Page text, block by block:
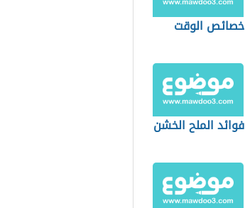
خصائص الوقت
فوائد الملح الخشن